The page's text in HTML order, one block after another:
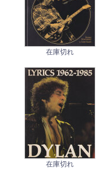
在庫切れ
在庫切れ